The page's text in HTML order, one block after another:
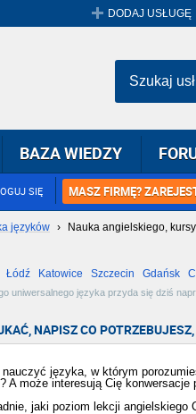
DODAJ USŁUGĘ
SIĘ MASZ FIRMĘ?
BAZA WIEDZY
Szukaj
języków › Nauka angielskiego,
Łódź Katowice Szczecin Gdańsk
uniwersalnego języka przyda się dziś
NAPISZ CO
języka, w którym
A może interesują Cię
jaki poziom lekcji angielskiego